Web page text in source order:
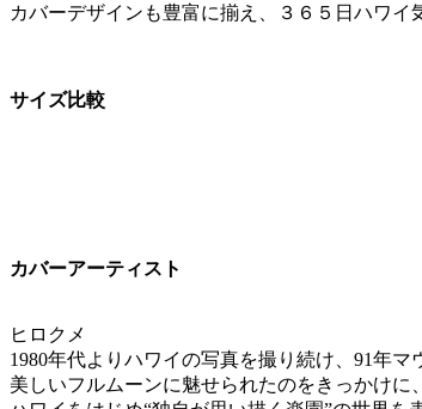
カバーデザインも豊富に揃え、３６５日ハワイ
サイズ比較
カバーアーティスト
ヒロクメ
1980年代よりハワイの写真を撮り続け、91年
美しいフルムーンに魅せられたのをきっかけに